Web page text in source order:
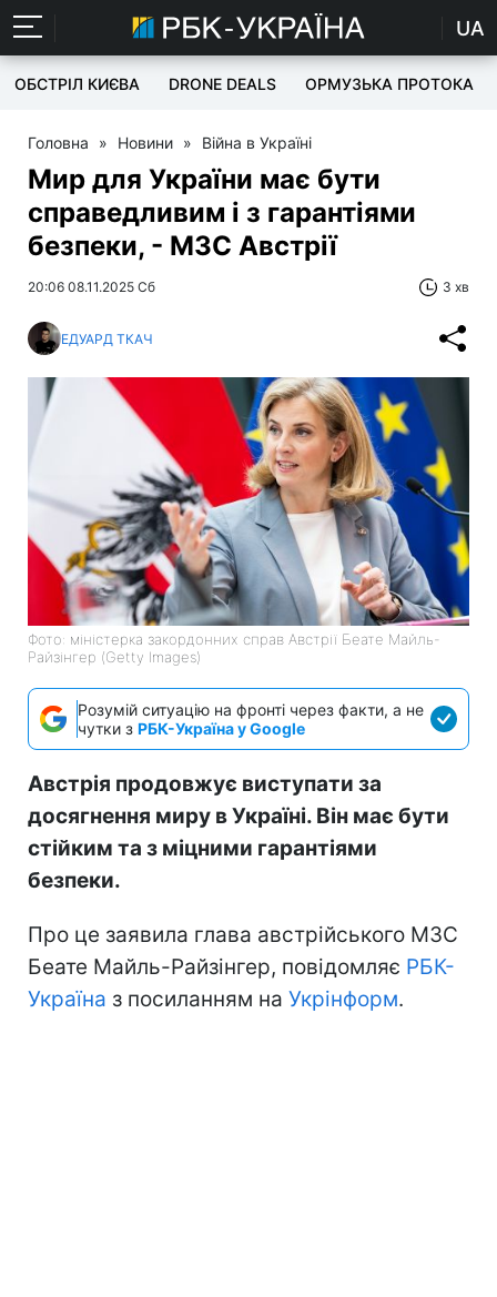
UA
ОБСТРІЛ КИЄВА DRONE DEALS ОРМУЗЬКА ПРОТОКА
Головна » Новини » Війна в Україні
Мир для України має бути
справедливим і з гарантіями
безпеки, - МЗС Австрії
20:06 08.11.2025 Сб 3 хв
ЕДУАРД ТКАЧ
Фото: міністерка закордонних справ Австрії Беате Майль-
Райзінгер (Getty Images)
Розумій ситуацію на фронті через факти, а не
чутки з РБК-Україна у Google
Австрія продовжує виступати за
досягнення миру в Україні. Він має бути
стійким та з міцними гарантіями
безпеки.
Про це заявила глава австрійського МЗС
Беате Майль-Райзінгер, повідомляє РБК-
Україна з посиланням на Укрінформ.